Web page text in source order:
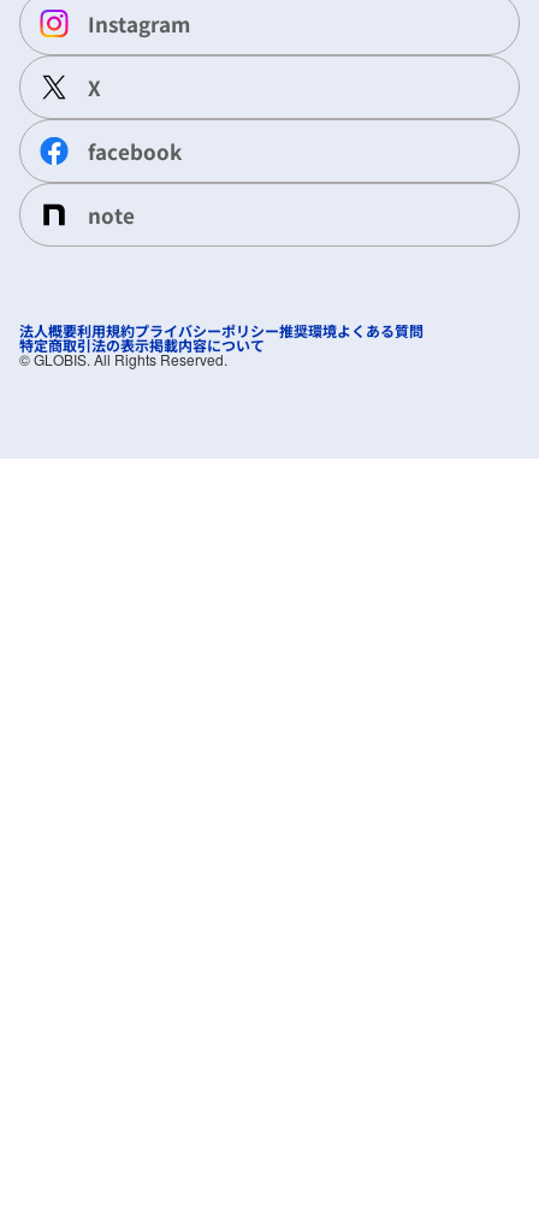
Instagram
X
facebook
note
法人概要利用規約プライバシーポリシー推奨環境よくある質問
特定商取引法の表示掲載内容について
©︎ GLOBIS. All Rights Reserved.